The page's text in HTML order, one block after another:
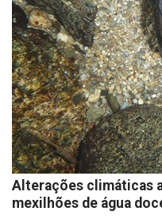
Alterações climáticas
mexilhões de água